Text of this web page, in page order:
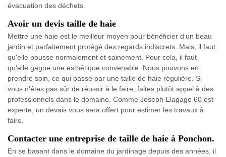
évacuation des déchets.
Avoir un devis taille de haie
Mettre une haie est le meilleur moyen pour bénéficier d’un beau
jardin et parfaitement protégé des regards indiscrets. Mais, il faut
qu'elle pousse normalement et sainement. Pour cela, il faut
qu'elle gagne une esthétique convenable. Nous pouvons en
prendre soin, ce qui passe par une taille de haie régulière. Si
vous n’êtes pas sûr de réussir à le faire, faites plutôt appel à des
professionnels dans le domaine. Comme Joseph Elagage 60 est
experte, un devais vous sera offert pour estimer les travaux à
faire.
Contacter une entreprise de taille de haie à Ponchon.
En se basant dans le domaine du jardinage depuis des années, il